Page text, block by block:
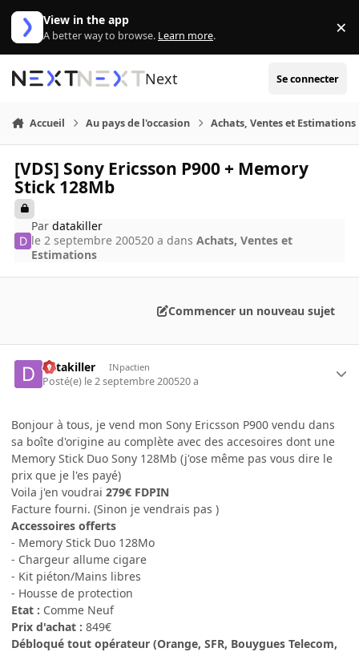
Aller au contenu
View in the app
A better way to browse. Learn more. ×
Next Se connecter
Accueil Au pays de l'occasion Achats, Ventes et Estimations
[VDS] Sony Ericsson P900 + Memory
Stick 128Mb
Pardatakiller
le 2 septembre 200520 a dansAchats, Ventes et
Estimations
Commencer un nouveau sujet
datakiller INpactien
Posté(e) le 2 septembre 200520 a
Bonjour à tous, je vend mon Sony Ericsson P900 vendu dans
sa boîte d'origine au complète avec des accesoires dont une
Memory Stick Duo Sony 128Mb (j'ose même pas vous dire le
prix que je l'es payé)
Voila j'en voudrai 279€ FDPIN
Facture fourni. (Sinon je vendrais pas )
Accessoires offerts
- Memory Stick Duo 128Mo
- Chargeur allume cigare
- Kit piéton/Mains libres
- Housse de protection
Etat : Comme Neuf
Prix d'achat : 849€
Débloqué tout opérateur (Orange, SFR, Bouygues Telecom,